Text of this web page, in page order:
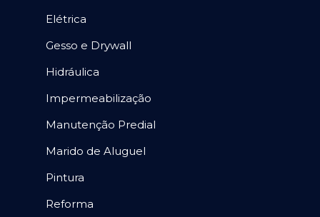
Elétrica
Gesso e Drywall
Hidráulica
Impermeabilização
Manutenção Predial
Marido de Aluguel
Pintura
Reforma